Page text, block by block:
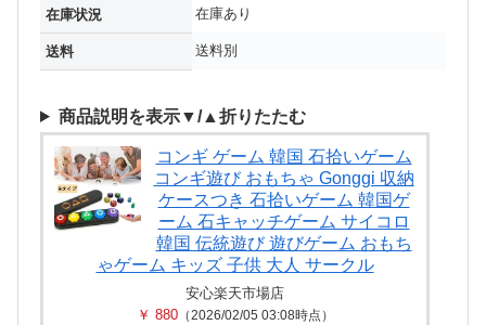
在庫状況 在庫あり
送料 送料別
商品説明を表示▼/▲折りたたむ
コンギ ゲーム 韓国 石拾いゲーム
コンギ遊び おもちゃ Gonggi 収納
ケースつき 石拾いゲーム 韓国ゲ
ーム 石キャッチゲーム サイコロ
韓国 伝統遊び 遊びゲーム おもち
ゃゲーム キッズ 子供 大人 サークル
安心楽天市場店
￥ 880（2026/02/05 03:08時点）